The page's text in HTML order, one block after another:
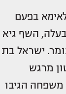
בפעם
השף גיא
ישראל בת
מרגש
משפחה הגיבו